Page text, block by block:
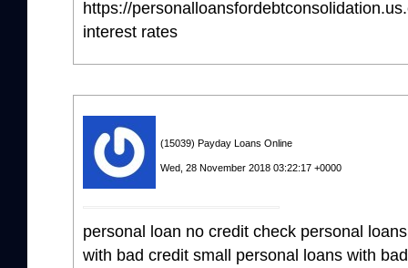
https://
interest rates
(15039) Payday Loans Online
Wed, 28 November 2018 03:22:17 +0000
personal loan no credit check personal
with bad credit small personal loans with